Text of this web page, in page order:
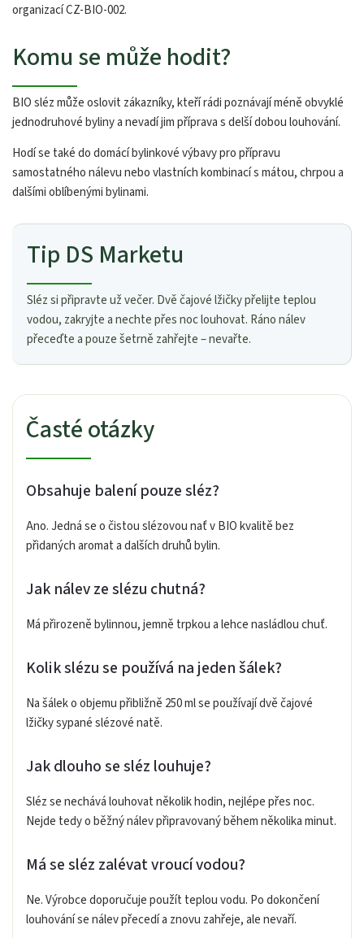
organizací CZ-BIO-002.
Komu se může hodit?
BIO sléz může oslovit zákazníky, kteří rádi poznávají méně obvyklé
jednodruhové byliny a nevadí jim příprava s delší dobou louhování.
Hodí se také do domácí bylinkové výbavy pro přípravu
samostatného nálevu nebo vlastních kombinací s mátou, chrpou a
dalšími oblíbenými bylinami.
Tip DS Marketu
Sléz si připravte už večer. Dvě čajové lžičky přelijte teplou
vodou, zakryjte a nechte přes noc louhovat. Ráno nálev
přeceďte a pouze šetrně zahřejte – nevařte.
Časté otázky
Obsahuje balení pouze sléz?
Ano. Jedná se o čistou slézovou nať v BIO kvalitě bez
přidaných aromat a dalších druhů bylin.
Jak nálev ze slézu chutná?
Má přirozeně bylinnou, jemně trpkou a lehce nasládlou chuť.
Kolik slézu se používá na jeden šálek?
Na šálek o objemu přibližně 250 ml se používají dvě čajové
lžičky sypané slézové natě.
Jak dlouho se sléz louhuje?
Sléz se nechává louhovat několik hodin, nejlépe přes noc.
Nejde tedy o běžný nálev připravovaný během několika minut.
Má se sléz zalévat vroucí vodou?
Ne. Výrobce doporučuje použít teplou vodu. Po dokončení
louhování se nálev přecedí a znovu zahřeje, ale nevaří.